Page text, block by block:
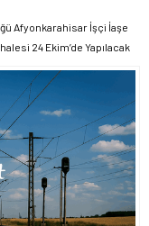
Afyonkarahisar İşçi İaşe
24 Ekim’de Yapılacak